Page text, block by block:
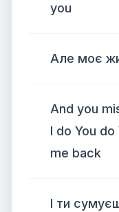
you
Але моє
And you
I do You
me back
І ти